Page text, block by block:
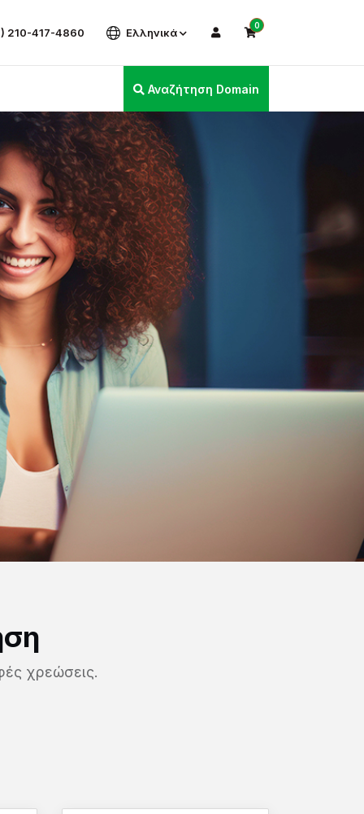
210-417-4860 Ελληνικά
0
Αναζήτηση Domain
χρεώσεις.